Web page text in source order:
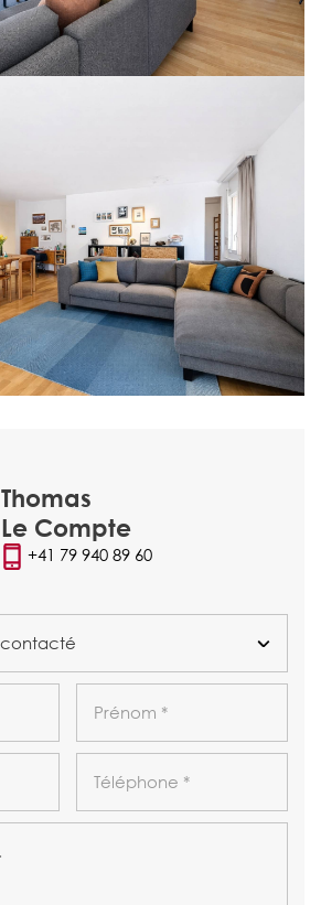
Thomas
Le Compte
+41 79 940 89 60